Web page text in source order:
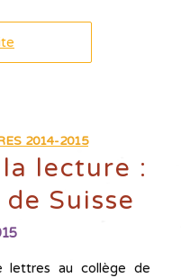
2014-2015
lecture :
Suisse
lettres au collège de